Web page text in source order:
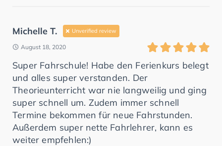
Michelle T. Unverified review
August 18, 2020
Super Fahrschule! Habe den Ferienkurs belegt
und alles super verstanden. Der
Theorieunterricht war nie langweilig und ging
super schnell um. Zudem immer schnell
Termine bekommen für neue Fahrstunden.
Außerdem super nette Fahrlehrer, kann es
weiter empfehlen:)